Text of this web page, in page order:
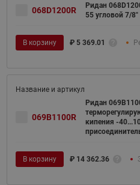
068D1200R
Ридан
55 угловой 7/8"
В корзину ₽ 5 369.01
069B1100R
Ридан
кипения -
В корзину ₽ 14 362.36